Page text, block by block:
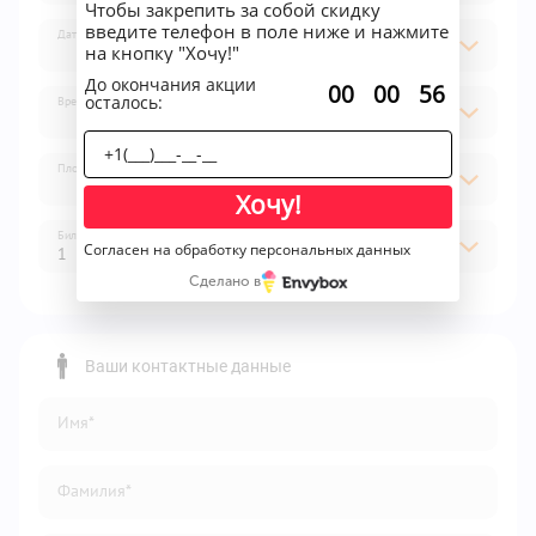
Дата
Время
Площадка
1
Билет
2
4
6
Ваши контактные данные
Имя*
Фамилия*
Чтобы закрепить за собой скидку
введите телефон в поле ниже и нажмите
на кнопку "Хочу!"
До окончания акции
осталось: 00 00 56
Хочу!
Согласен на обработку персональных данных
Сделано в